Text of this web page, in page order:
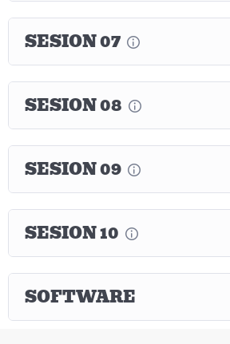
SESION 07
SESION 08
SESION 09
SESION 10
SOFTWARE